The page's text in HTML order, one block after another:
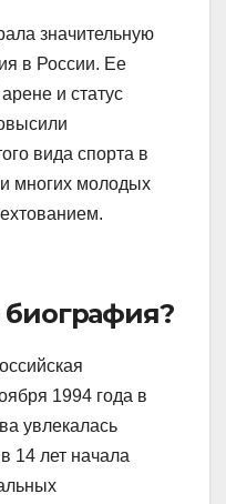
значительную
в России. Ее
и статус
вида спорта в
многих молодых
1994 года в
увлекалась
14 лет начала